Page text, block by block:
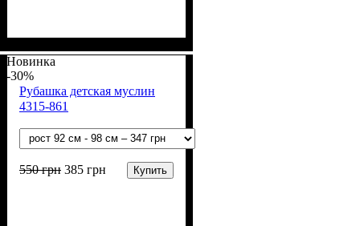
хлопок)
Новинка
-30%
Рубашка детская муслин
4315-861
550грн 385 грн Купить